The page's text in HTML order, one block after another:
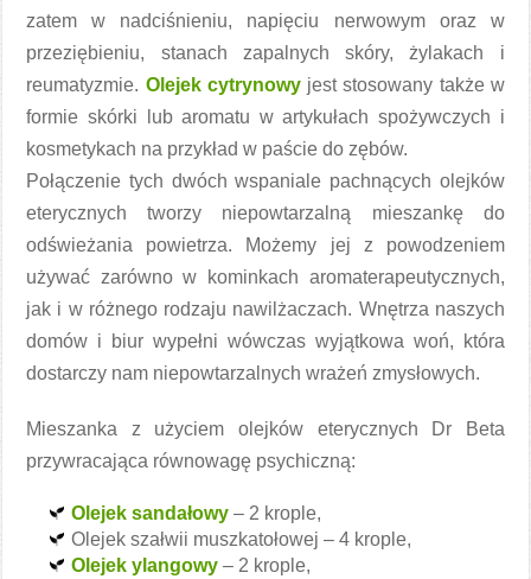
zatem w nadciśnieniu, napięciu nerwowym oraz w
przeziębieniu, stanach zapalnych skóry, żylakach i
reumatyzmie. Olejek cytrynowyjest stosowany także w
formie skórki lub aromatu w artykułach spożywczych i
kosmetykach na przykład w paście do zębów.
Połączenie tych dwóch wspaniale pachnących olejków
eterycznych tworzy niepowtarzalną mieszankę do
odświeżania powietrza. Możemy jej z powodzeniem
używać zarówno w kominkach aromaterapeutycznych,
jak i w różnego rodzaju nawilżaczach. Wnętrza naszych
domów i biur wypełni wówczas wyjątkowa woń, która
dostarczy nam niepowtarzalnych wrażeń zmysłowych.
Mieszanka z użyciem olejków eterycznych Dr Beta
przywracająca równowagę psychiczną:
Olejek sandałowy – 2 krople,
Olejek szałwii muszkatołowej – 4 krople,
Olejek ylangowy – 2 krople,